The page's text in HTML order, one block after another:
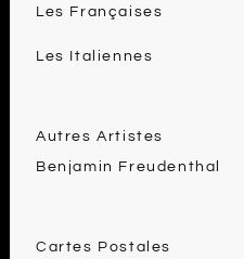
Les Françaises
Les Italiennes
Autres Artistes
Benjamin Freudenthal
Cartes Postales